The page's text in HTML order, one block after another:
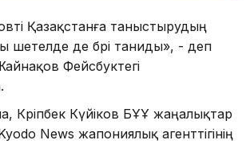
Қазақстанға таныстырудың
шетелде де бәрі таниды», - деп
Фейсбуктегі
Кәріпбек Күйіков БҰҰ жаңалықтар
News жапониялық агенттігінің